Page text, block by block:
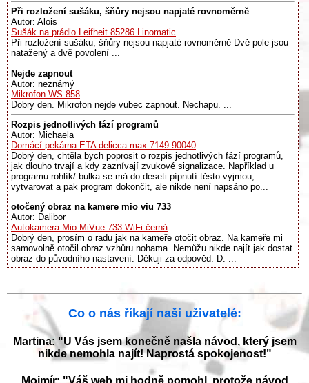
Při rozložení sušáku, šňůry nejsou napjaté rovnoměrně
Autor: Alois
Sušák na prádlo Leifheit 85286 Linomatic
Při rozložení sušáku, šňůry nejsou napjaté rovnoměrně Dvě pole jsou
natažený a dvě povolení ...
Nejde zapnout
Autor: neznámý
Mikrofon WS-858
Dobry den. Mikrofon nejde vubec zapnout. Nechapu. ...
Rozpis jednotlivých fází programů
Autor: Michaela
Domácí pekárna ETA delicca max 7149-90040
Dobrý den, chtěla bych poprosit o rozpis jednotlivých fází programů,
jak dlouho trvají a kdy zaznívají zvukové signalizace. Například u
programu rohlík/ bulka se má do deseti pípnutí těsto vyjmou,
vytvarovat a pak program dokončit, ale nikde není napsáno po...
otočený obraz na kamere mio viu 733
Autor: Dalibor
Autokamera Mio MiVue 733 WiFi černá
Dobrý den, prosím o radu jak na kameře otočit obraz. Na kameře mi
samovolně otočil obraz vzhůru nohama. Nemůžu nikde najít jak dostat
obraz do původního nastavení. Děkuji za odpověd. D. ...
Co o nás říkají naši uživatelé:
Martina: "U Vás jsem konečně našla návod, který jsem
nikde nemohla najít! Naprostá spokojenost!"